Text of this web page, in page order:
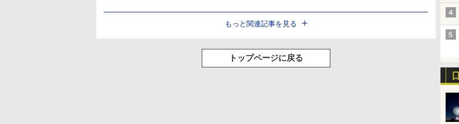
もっと関連記事を見る
トップページに戻る